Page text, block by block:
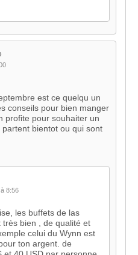
est ce quelqu un
conseils pour bien manger
profite pour souhaiter un
bientot ou qui sont
8:56
les buffets de las
bien , de qualité et
celui du Wynn est
ton argent. de